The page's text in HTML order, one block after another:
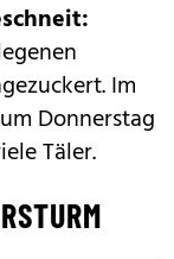
Im
Donnerstag
Täler.